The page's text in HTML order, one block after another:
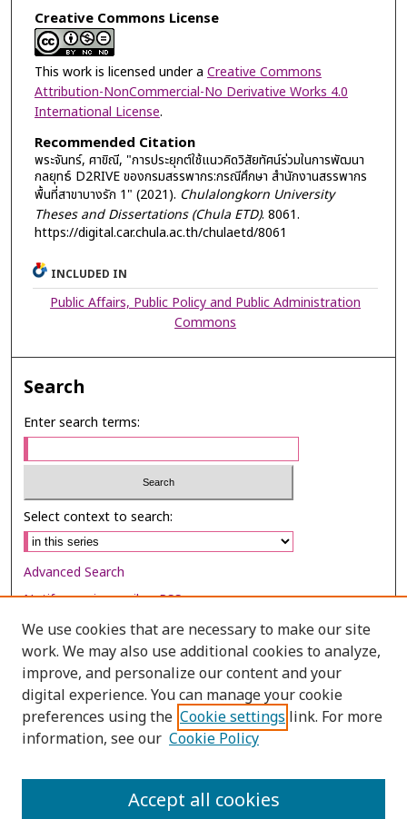
Creative Commons License
This work is licensed under a Creative Commons
Attribution-NonCommercial-No Derivative Works 4.0
International License.
Recommended Citation
พระจันทร์, ศาขิณี, "การประยุกต์ใช้แนวคิดวิสัยทัศน์ร่วมในการพัฒนา
กลยุทธ์ D2RIVE ของกรมสรรพากร:กรณีศึกษา สำนักงานสรรพากร
พื้นที่สาขาบางรัก 1" (2021). Chulalongkorn University
Theses and Dissertations (Chula ETD). 8061.
https://digital.car.chula.ac.th/chulaetd/8061
INCLUDED IN
Public Affairs, Public Policy and Public Administration
Commons
Search
Enter search terms:
Select context to search:
Advanced Search
Notify me via email orRSS
Browse
Collections
Disciplines
Authors
We use cookies that are necessary to make our site
work. We may also use additional cookies to analyze,
improve, and personalize our content and your
digital experience. You can manage your cookie
preferences using the Cookie settings link. For more
information, see our Cookie Policy
Accept all cookies